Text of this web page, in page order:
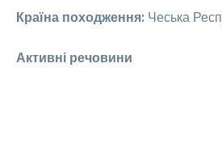
Країна походження: Чеська
Активні речовини